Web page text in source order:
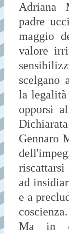
Adriana
padre
maggio
valore
scelgano
la
opporsi
Gennaro
riscattarsi
ad
e a
coscienza.
Ma in